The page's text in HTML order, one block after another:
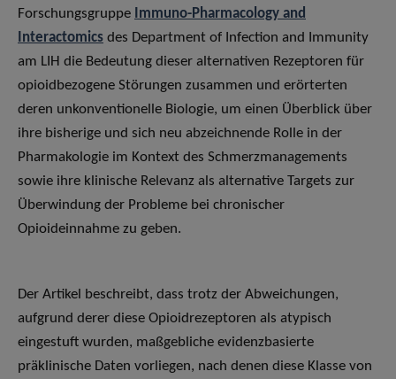
Forschungsgruppe Immuno-Pharmacology and
Interactomics des Department of Infection and Immunity
am LIH die Bedeutung dieser alternativen Rezeptoren für
opioidbezogene Störungen zusammen und erörterten
deren unkonventionelle Biologie, um einen Überblick über
ihre bisherige und sich neu abzeichnende Rolle in der
Pharmakologie im Kontext des Schmerzmanagements
sowie ihre klinische Relevanz als alternative Targets zur
Überwindung der Probleme bei chronischer
Opioideinnahme zu geben.
Der Artikel beschreibt, dass trotz der Abweichungen,
aufgrund derer diese Opioidrezeptoren als atypisch
eingestuft wurden, maßgebliche evidenzbasierte
präklinische Daten vorliegen, nach denen diese Klasse von